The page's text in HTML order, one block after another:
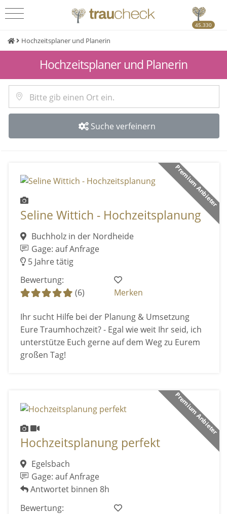
45.330
Hochzeitsplaner und Planerin
Hochzeitsplaner und Planerin
Suche verfeinern
Premium Anbieter
Seline Wittich - Hochzeitsplanung
Buchholz in der Nordheide
Gage: auf Anfrage
5 Jahre tätig
Bewertung:
(6)
Merken
Ihr sucht Hilfe bei der Planung & Umsetzung
Eure Traumhochzeit? - Egal wie weit Ihr seid, ich
unterstütze Euch gerne auf dem Weg zu Eurem
großen Tag!
Premium Anbieter
Hochzeitsplanung perfekt
Egelsbach
Gage: auf Anfrage
Antwortet binnen 8h
Bewertung: